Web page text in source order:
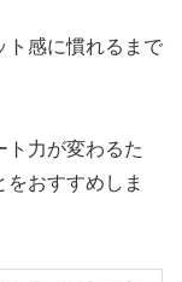
ト感に慣れるまで
ト力が変わるた
おすすめしま